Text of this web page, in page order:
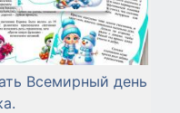
Всемирный день